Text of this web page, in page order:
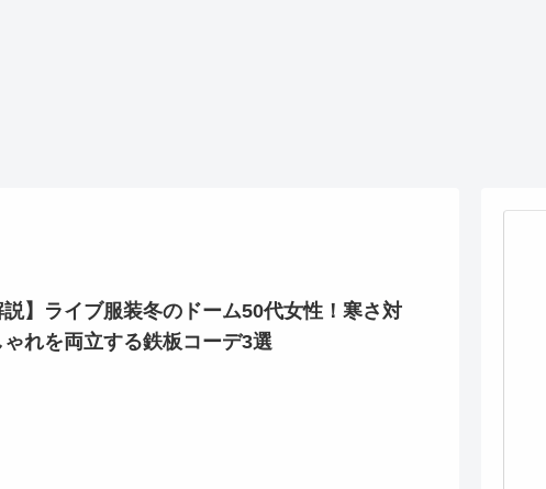
説】ライブ服装冬のドーム50代女性！寒さ対
れを両立する鉄板コーデ3選